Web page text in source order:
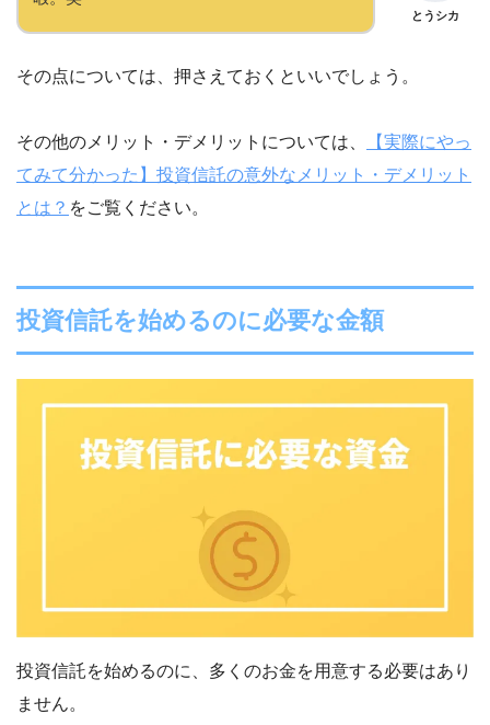
とうシカ
その点については、押さえておくといいでしょう。
その他のメリット・デメリットについては、
【実際にやっ
てみて分かった】投資信託の意外なメリット・デメリット
とは？ をご覧ください。
投資信託を始めるのに必要な金額
投資信託を始めるのに、多くのお金を用意する必要はあり
ません。